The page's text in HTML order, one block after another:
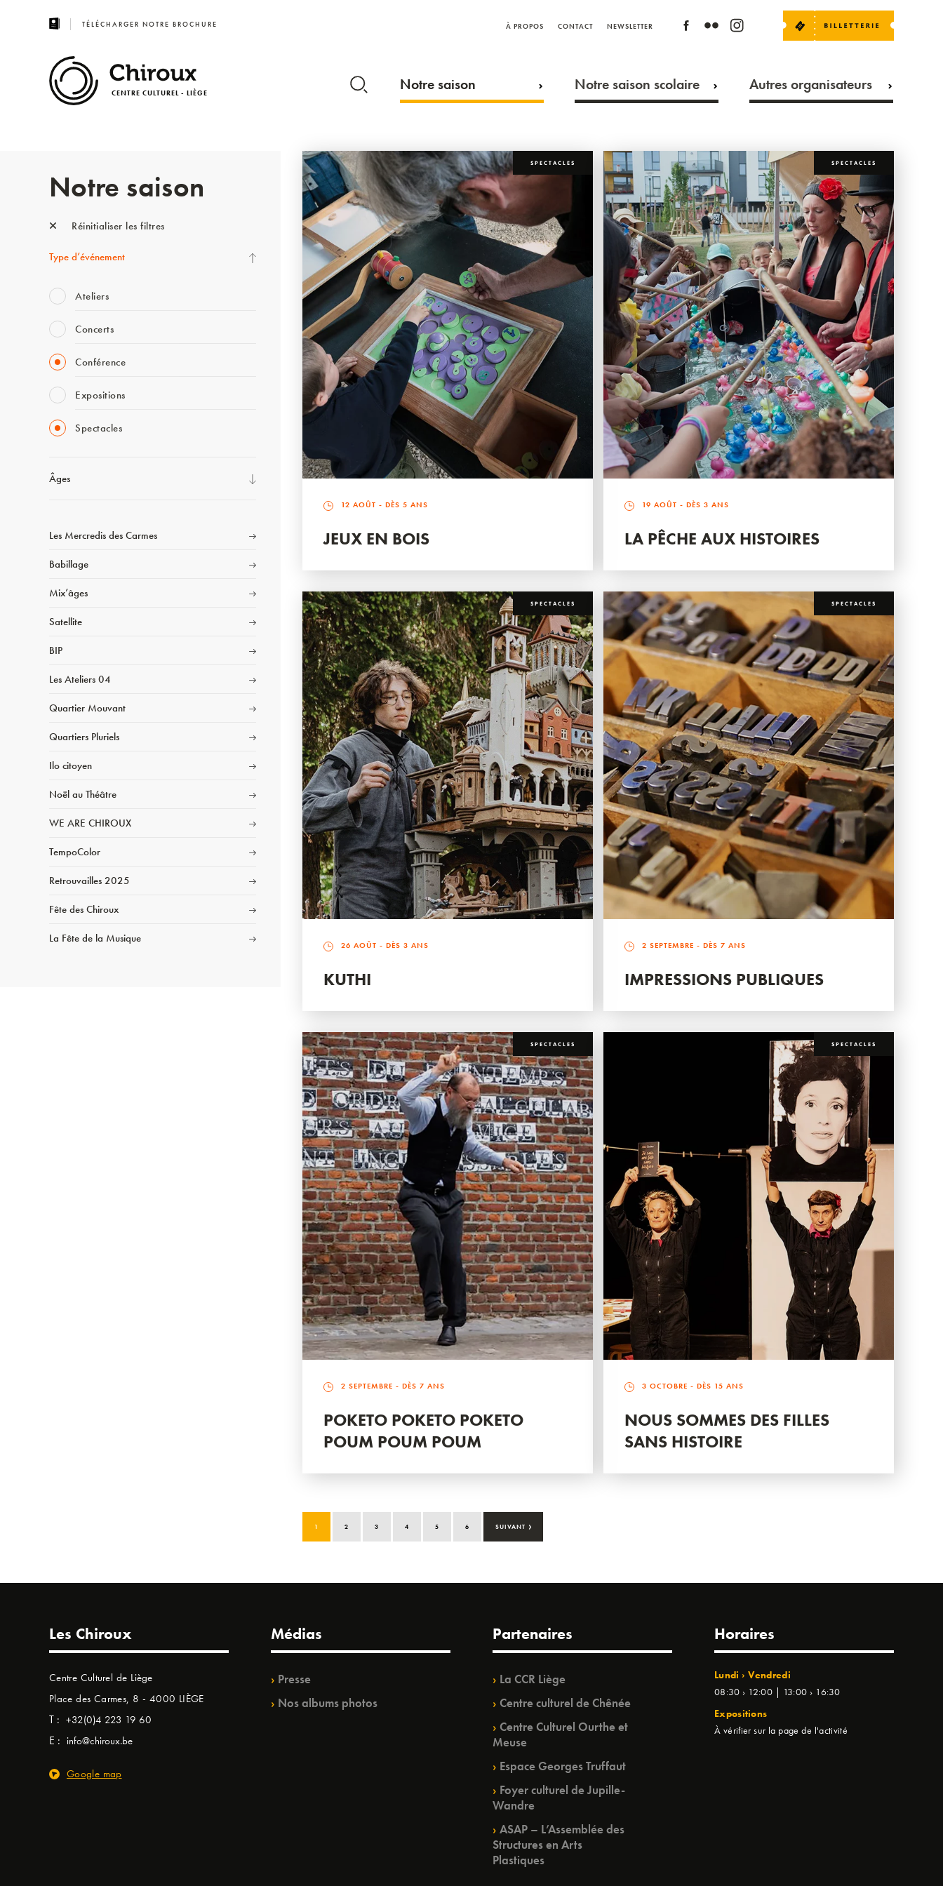
TÉLÉCHARGER NOTRE BROCHURE À PROPOS CONTACT NEWSLETTER
CENTRE CULTUREL - LIÈGE Notre saison Notre saison scolaire Autres organisateurs
Notre saison
Réinitialiser les filtres
Type d’événement
Ateliers
Concerts
Conférence
Expositions
Spectacles
Âges
Les Mercredis des Carmes
Babillage
Mix’âges
Satellite
BIP
Les Ateliers 04
Quartier Mouvant
Quartiers Pluriels
Ilo citoyen
Noël au Théâtre
WE ARE CHIROUX
TempoColor
Retrouvailles 2025
Fête des Chiroux
La Fête de la Musique
SPECTACLES
12 AOÛT - DÈS 5 ANS
JEUX EN BOIS
SPECTACLES
19 AOÛT - DÈS 3 ANS
LA PÊCHE AUX HISTOIRES
SPECTACLES
26 AOÛT - DÈS 3 ANS
KUTHI
SPECTACLES
2 SEPTEMBRE - DÈS 7 ANS
IMPRESSIONS PUBLIQUES
SPECTACLES
2 SEPTEMBRE - DÈS 7 ANS
POKETO POKETO POKETO
POUM POUM POUM
SPECTACLES
3 OCTOBRE - DÈS 15 ANS
NOUS SOMMES DES FILLES
SANS HISTOIRE
1 2 3 4 5 6 SUIVANT ›
Les Chiroux
Centre Culturel de Liège
Place des Carmes, 8 - 4000 LIÈGE
T : +32(0)4 223 19 60
E : info@chiroux.be
Google map
Médias
Presse
Nos albums photos
Partenaires
La CCR Liège
Centre culturel de Chênée
Centre Culturel Ourthe et
Meuse
Espace Georges Truffaut
Foyer culturel de Jupille-
Wandre
ASAP – L’Assemblée des
Structures en Arts
Plastiques
Horaires
Lundi › Vendredi
08:30 › 12:00 | 13:00 › 16:30
Expositions
À vérifier sur la page de l'activité